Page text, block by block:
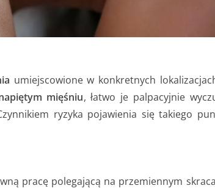
umiejscowione w konkretnych
mięśniu, łatwo je palpacyjnie
ryzyka pojawienia się takiego
pracę polegającą na przemiennym